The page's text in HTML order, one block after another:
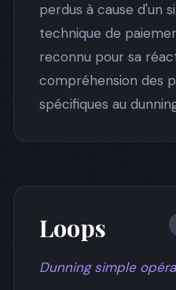
perdus à cause d'un
technique de
reconnu pour sa
compréhension des
spécifiques au
Loops
Dunning simple